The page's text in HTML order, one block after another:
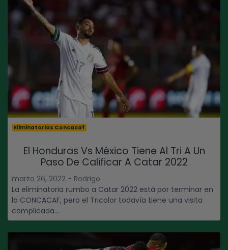
Eliminatorias Concacaf
El Honduras Vs México Tiene Al Tri A Un
Paso De Calificar A Catar 2022
marzo 26, 2022 - Rodrigo
La eliminatoria rumbo a Catar 2022 está por terminar en
la CONCACAF, pero el Tricolor todavía tiene una visita
complicada...